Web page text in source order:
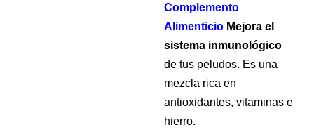
Complemento
Alimenticio Mejora el
sistema inmunológico
de tus peludos. Es una
mezcla rica en
antioxidantes, vitaminas e
hierro.